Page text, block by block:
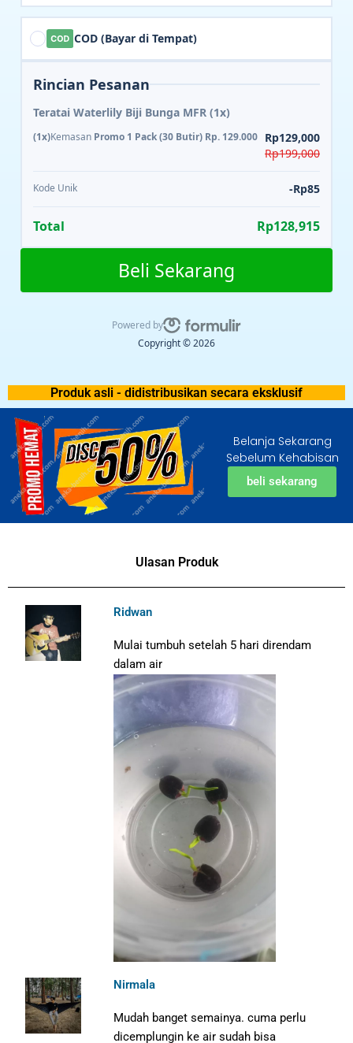
COD (Bayar di Tempat)
Rincian Pesanan
Teratai Waterlily Biji Bunga MFR (1x)
(1x)Kemasan Promo 1 Pack (30 Butir) Rp. 129.000 Rp129,000
Rp199,000
Kode Unik -Rp85
Total Rp128,915
Beli Sekarang
Powered by
Copyright © 2026
Produk asli - didistribusikan secara eksklusif
Belanja Sekarang
Sebelum Kehabisan
beli sekarang
Ulasan Produk
Ridwan
Mulai tumbuh setelah 5 hari direndam
dalam air
Nirmala
Mudah banget semainya. cuma perlu
dicemplungin ke air sudah bisa